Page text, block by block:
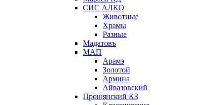
СИС АЛКО
Животные
Храмы
Разные
Мадатовъ
МАП
Арамэ
Золотой
Армина
Айвазовский
Прошянский КЗ